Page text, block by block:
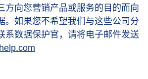
方向您营销产品或服务的目的而向
。如果您不希望我们与这些公司分
系数据保护官，请将电子邮件发送